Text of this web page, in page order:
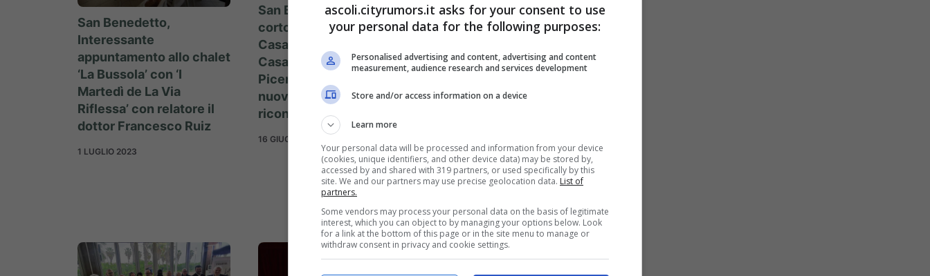
San Benedetto,
Interessante
appuntamento allo chalet
‘La Bussola’ con ‘I
Martedì de La Via
Riflessa’ con relatore il
dottor Francesco Ruiz
1 LUGLIO 2023
San Benedetto, Il
cortometraggio ‘Verso
Casa’ di Giulia
Casagrande prodotto da
Piceni Art For Job ottiene
nuovi importanti
riconoscimenti.
16 GIUGNO 2023
con partenza alle ore 19
dalla concessione
balneare numero 66 di
Porto d’Ascoli, si disputa
“Miglio Marino – VIII
libero sulla distanza di
1852 metri lineari
ascoli.cityrumors.it asks for your consent to use
your personal data for the following purposes:
Personalised advertising and content, advertising and content
measurement, audience research and services development
Store and/or access information on a device
Learn more
Your personal data will be processed and information from your device
(cookies, unique identifiers, and other device data) may be stored by,
accessed by and shared with 319 partners, or used specifically by this
site. We and our partners may use precise geolocation data. List of
partners.
Some vendors may process your personal data on the basis of legitimate
interest, which you can object to by managing your options below. Look
for a link at the bottom of this page or in the site menu to manage or
withdraw consent in privacy and cookie settings.